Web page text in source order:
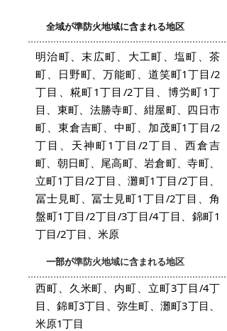
全域が準防火地域に含まれる地区
明治町、末広町、大工町、塩町、茶
町、日野町、万能町、道笑町1丁目/2
丁目、糀町1丁目/2丁目、博労町1丁
目、東町、法勝寺町、紺屋町、四日市
町、東倉吉町、中町、加茂町1丁目/2
丁目、天神町1丁目/2丁目、西倉吉
町、朝日町、尾高町、岩倉町、寺町、
立町1丁目/2丁目、灘町1丁目/2丁目、
冨士見町、冨士見町1丁目/2丁目、角
盤町1丁目/2丁目/3丁目/4丁目、錦町1
丁目/2丁目、米原
一部が準防火地域に含まれる地区
西町、久米町、内町、立町3丁目/4丁
目、錦町3丁目、弥生町、灘町3丁目、
米原1丁目